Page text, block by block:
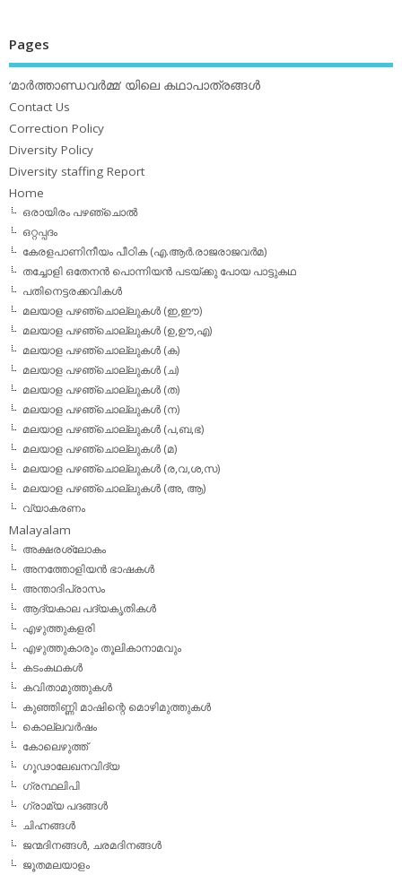
Pages
‘മാര്‍ത്താണ്ഡവര്‍മ്മ’ യിലെ കഥാപാത്രങ്ങള്‍
Contact Us
Correction Policy
Diversity Policy
Diversity staffing Report
Home
ഒരായിരം പഴഞ്ചൊല്‍
ഒറ്റപ്പദം
കേരളപാണിനീയം പീഠിക (എ.ആര്‍.രാജരാജവര്‍മ)
തച്ചോളി ഒതേനൻ പൊന്നിയൻ പടയ്‌ക്കു പോയ പാട്ടുകഥ
പതിനെട്ടരക്കവികള്‍
മലയാള പഴഞ്ചൊല്ലുകള്‍ (ഇ,ഈ)
മലയാള പഴഞ്ചൊല്ലുകള്‍ (ഉ,ഊ,എ)
മലയാള പഴഞ്ചൊല്ലുകള്‍ (ക)
മലയാള പഴഞ്ചൊല്ലുകള്‍ (ച)
മലയാള പഴഞ്ചൊല്ലുകള്‍ (ത)
മലയാള പഴഞ്ചൊല്ലുകള്‍ (ന)
മലയാള പഴഞ്ചൊല്ലുകള്‍ (പ,ബ,ഭ)
മലയാള പഴഞ്ചൊല്ലുകള്‍ (മ)
മലയാള പഴഞ്ചൊല്ലുകള്‍ (ര,വ,ശ,സ)
മലയാള പഴഞ്ചൊല്ലുകൾ (അ, ആ)
വ്യാകരണം
Malayalam
അക്ഷരശ്ലോകം
അനത്തോളിയന്‍ ഭാഷകള്‍
അന്താദിപ്രാസം
ആദ്യകാല പദ്യകൃതികള്‍
എഴുത്തുകളരി
എഴുത്തുകാരും തൂലികാനാമവും
കടംകഥകള്‍
കവിതാമുത്തുകള്‍
കുഞ്ഞിണ്ണി മാഷിന്റെ മൊഴിമുത്തുകള്‍
കൊല്ലവര്‍ഷം
കോലെഴുത്ത്
ഗൂഢാലേഖനവിദ്യ
ഗ്രന്ഥലിപി
ഗ്രാമ്യ പദങ്ങള്‍
ചിഹ്നങ്ങള്‍
ജന്മദിനങ്ങള്‍, ചരമദിനങ്ങള്‍
ജൂതമലയാളം